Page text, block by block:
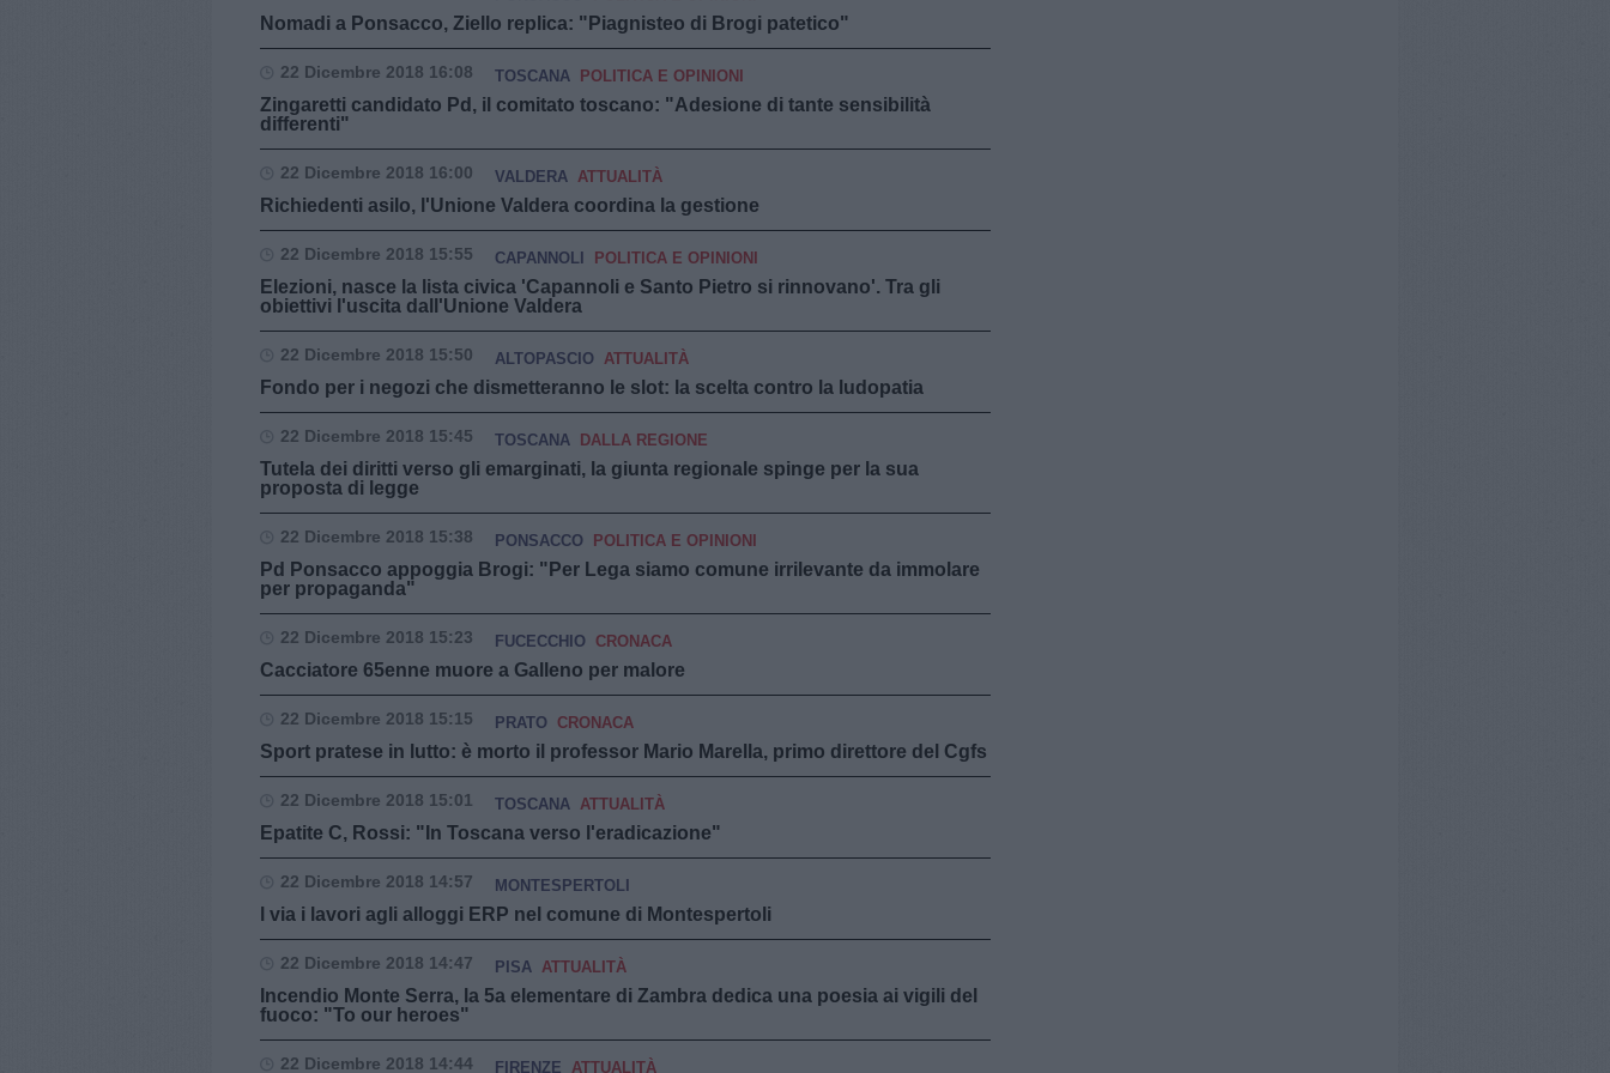
Nomadi a Ponsacco, Ziello replica: "Piagnisteo di Brogi patetico"
22 Dicembre 2018 16:08 TOSCANA POLITICA E OPINIONI
Zingaretti candidato Pd, il comitato toscano: "Adesione di tante sensibilità
differenti"
22 Dicembre 2018 16:00 VALDERA ATTUALITÀ
Richiedenti asilo, l'Unione Valdera coordina la gestione
22 Dicembre 2018 15:55 CAPANNOLI POLITICA E OPINIONI
Elezioni, nasce la lista civica 'Capannoli e Santo Pietro si rinnovano'. Tra gli
obiettivi l'uscita dall'Unione Valdera
22 Dicembre 2018 15:50 ALTOPASCIO ATTUALITÀ
Fondo per i negozi che dismetteranno le slot: la scelta contro la ludopatia
22 Dicembre 2018 15:45 TOSCANA DALLA REGIONE
Tutela dei diritti verso gli emarginati, la giunta regionale spinge per la sua
proposta di legge
22 Dicembre 2018 15:38 PONSACCO POLITICA E OPINIONI
Pd Ponsacco appoggia Brogi: "Per Lega siamo comune irrilevante da immolare
per propaganda"
22 Dicembre 2018 15:23 FUCECCHIO CRONACA
Cacciatore 65enne muore a Galleno per malore
22 Dicembre 2018 15:15 PRATO CRONACA
Sport pratese in lutto: è morto il professor Mario Marella, primo direttore del Cgfs
22 Dicembre 2018 15:01 TOSCANA ATTUALITÀ
Epatite C, Rossi: "In Toscana verso l'eradicazione"
22 Dicembre 2018 14:57 MONTESPERTOLI
l via i lavori agli alloggi ERP nel comune di Montespertoli
22 Dicembre 2018 14:47 PISA ATTUALITÀ
Incendio Monte Serra, la 5a elementare di Zambra dedica una poesia ai vigili del
fuoco: "To our heroes"
22 Dicembre 2018 14:44 FIRENZE ATTUALITÀ